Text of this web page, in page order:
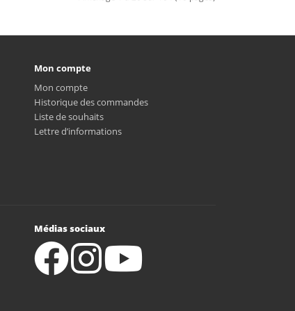
Mon compte
Mon compte
Historique des commandes
Liste de souhaits
Lettre d’informations
Médias sociaux